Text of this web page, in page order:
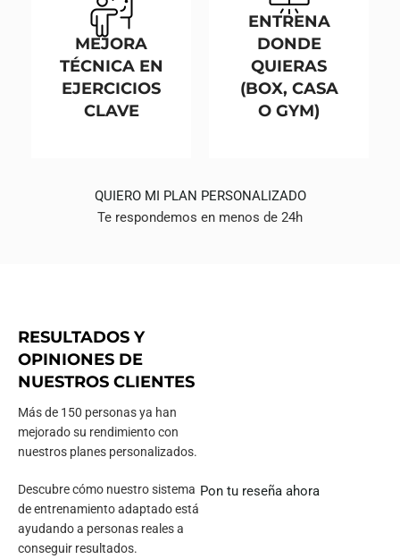
MEJORA
TÉCNICA EN
EJERCICIOS
CLAVE
ENTRENA
DONDE
QUIERAS
(BOX, CASA
O GYM)
QUIERO MI PLAN PERSONALIZADO
Te respondemos en menos de 24h
RESULTADOS Y
OPINIONES DE
NUESTROS CLIENTES
Más de 150 personas ya han
mejorado su rendimiento con
nuestros planes personalizados.
Descubre cómo nuestro sistema
de entrenamiento adaptado está
ayudando a personas reales a
conseguir resultados.
Pon tu reseña ahora